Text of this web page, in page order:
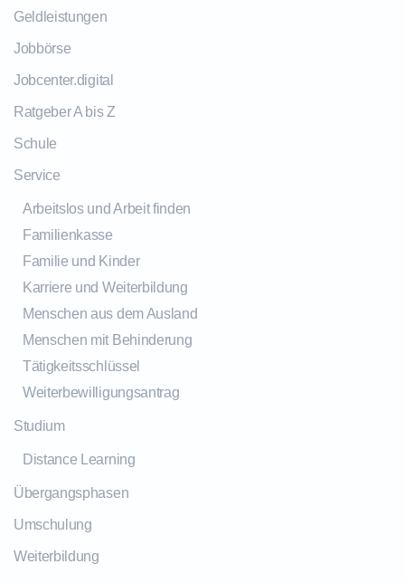
Geldleistungen
Jobbörse
Jobcenter.digital
Ratgeber A bis Z
Schule
Service
Arbeitslos und Arbeit finden
Familienkasse
Familie und Kinder
Karriere und Weiterbildung
Menschen aus dem Ausland
Menschen mit Behinderung
Tätigkeitsschlüssel
Weiterbewilligungsantrag
Studium
Distance Learning
Übergangsphasen
Umschulung
Weiterbildung